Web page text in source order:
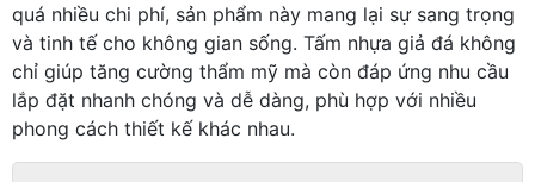
quá nhiều chi phí, sản phẩm này mang lại sự sang trọng
và tinh tế cho không gian sống. Tấm nhựa giả đá không
chỉ giúp tăng cường thẩm mỹ mà còn đáp ứng nhu cầu
lắp đặt nhanh chóng và dễ dàng, phù hợp với nhiều
phong cách thiết kế khác nhau.